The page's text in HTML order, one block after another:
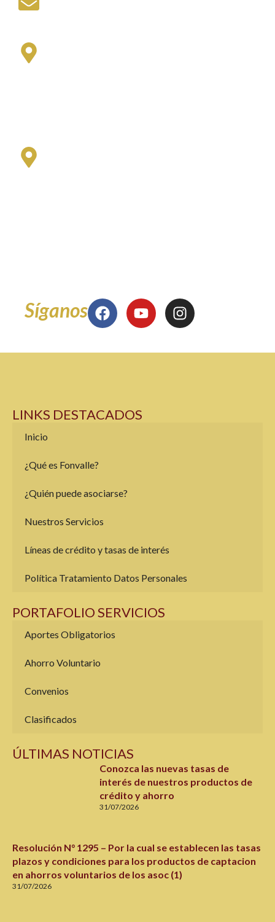
Síganos
LINKS DESTACADOS
Inicio
¿Qué es Fonvalle?
¿Quién puede asociarse?
Nuestros Servicios
Líneas de crédito y tasas de interés
Política Tratamiento Datos Personales
PORTAFOLIO SERVICIOS
Aportes Obligatorios
Ahorro Voluntario
Convenios
Clasificados
ÚLTIMAS NOTICIAS
Conozca las nuevas tasas de
interés de nuestros productos de
crédito y ahorro
31/07/2026
Resolución N° 1295 – Por la cual se establecen las tasas
plazos y condiciones para los productos de captacion
en ahorros voluntarios de los asoc (1)
31/07/2026